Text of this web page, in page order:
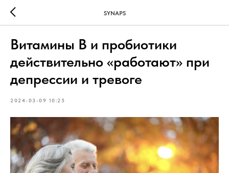
SYNAPS
Витамины В и пробиотики
действительно «работают» при
депрессии и тревоге
2024-03-09 10:25